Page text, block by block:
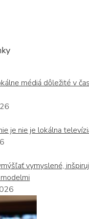
médiá dôležité v
je nie je lokálna
vymyslené,